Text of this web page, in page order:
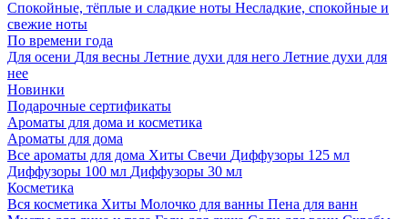
Спокойные, тёплые и сладкие ноты Несладкие, спокойные и
свежие ноты
По времени года
Для осени Для весны Летние духи для него Летние духи для
нее
Новинки
Подарочные сертификаты
Ароматы для дома и косметика
Ароматы для дома
Все ароматы для дома Хиты Свечи Диффузоры 125 мл
Диффузоры 100 мл Диффузоры 30 мл
Косметика
Вся косметика Хиты Молочко для ванны Пена для ванн